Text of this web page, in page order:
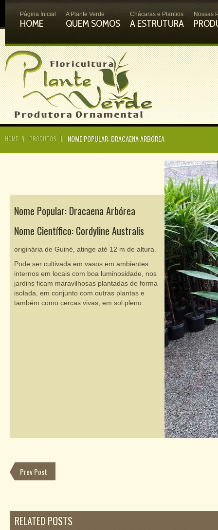
Página Inicial
HOME
A Plante Verde
QUEM SOMOS
Chácaras e Plantios
A ESTRUTURA
Nossas
HOME PRODUTOS NOME POPULAR: DRACAENA ARBÓREA
Nome Popular: Dracaena Arbórea
Nome Científico: Cordyline Australis
originária de Guiné, atinge até 12 m de altura.
Pode ser cultivada em vasos em ambientes
internos em locais com boa luminosidade, nos
jardins ficam maravilhosas plantadas de forma
isolada, em conjunto com outras plantas e
também como cercas vivas, em sol pleno.
Prev Post
RELATED POSTS